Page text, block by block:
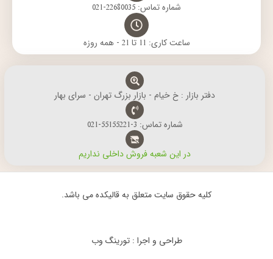
شماره تماس: 22680035-021
ساعت کاری: 11 تا 21 - همه روزه
دفتر بازار : خ خیام - بازار بزرگ تهران - سرای بهار
شماره تماس: 3-55155221-021
در این شعبه فروش داخلی نداریم
کلیه حقوق سایت متعلق به قالیکده می باشد.
طراحی و اجرا : تورینگ وب